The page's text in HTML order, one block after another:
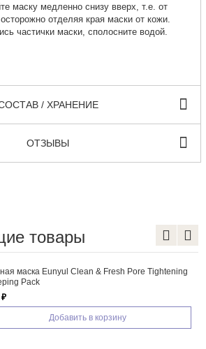
маску медленно снизу вверх, т.е. от
отделяя края маски от кожи.
частички маски, сполосните водой.
/ ХРАНЕНИЕ
ОТЗЫВЫ
товары
маска Eunyul Clean & Fresh Pore Tightening
Pack
₽
Добавить в корзину